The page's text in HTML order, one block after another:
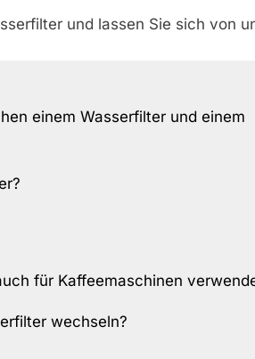
und lassen Sie sich von
einem Wasserfilter und einem
für Kaffeemaschinen
wechseln?